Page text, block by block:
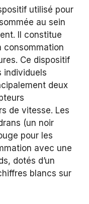
utilisé pour
au sein
Il constitue
consommation
Ce dispositif
individuels
deux
de vitesse. Les
(un noir
pour les
avec une
dotés d’un
blancs sur